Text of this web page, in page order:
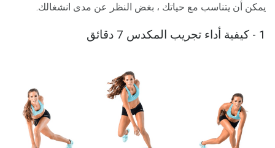
يمكن أن يتناسب مع حياتك ، بغض النظر عن مدى انشغالك.
1 - كيفية أداء تجريب المكدس 7 دقائق